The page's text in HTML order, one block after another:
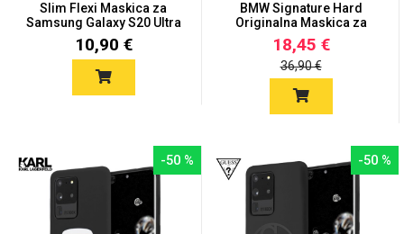
Slim Flexi Maskica za
Samsung Galaxy S20 Ultra
10,90 €
BMW Signature Hard
Originalna Maskica za
Galax...
18,45 €
36,90 €
-50 % -50 %